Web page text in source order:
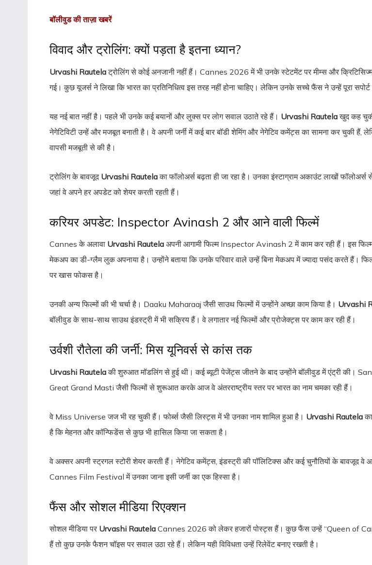
बॉलीवुड की ताज़ा खबरें
विवाद और ट्रोलिंग: क्यों पड़ता है इतना ध्यान?
Urvashi Rautelaट्रोलिंग से कोई अनजानी नहीं हैं। Cannes 2026 में भी उनके स्टेटमेंट पर मीम्स और क्रिटिसिज्म
गई। कुछ यूजर्स ने लिखा कि भारत का प्रतिनिधित्व इस तरह नहीं होना चाहिए। लेकिन उनके सच्चे फैंस ने उन्हें पूरा सपोर्ट
यह नई बात नहीं है। पहले भी उनके कई बयानों और लुक्स पर लोग सवाल उठाते रहे हैं। Urvashi Rautelaखुद कह
नेगेटिविटी उन्हें और मजबूत बनाती है। वे अपनी जर्नी में कई बार बॉडी शेमिंग और नेगेटिव कमेंट्स का सामना कर चुकी हैं,
वापसी मजबूती से की है।
ट्रोलिंग के बावजूद Urvashi Rautelaका फॉलोअर्स बढ़ता ही जा रहा है। उनका इंस्टाग्राम अकाउंट लाखों फॉलोअर्स
जहां वे अपने हर अपडेट को शेयर करती रहती हैं।
करियर अपडेट: Inspector Avinash 2 और आने वाली फिल्में
Cannes के अलावा Urvashi Rautela अपनी आगामी फिल्म Inspector Avinash 2 में काम कर रही हैं। इस फिल्म
मेकअप का डी-ग्लैम लुक अपनाया है। उन्होंने बताया कि उनके परिवार वाले उन्हें बिना मेकअप में ज्यादा पसंद करते हैं।
पर खास फोकस है।
उनकी अन्य फिल्मों की भी चर्चा है। Daaku Maharaaj जैसी साउथ फिल्मों में उन्होंने अच्छा काम किया है। Urvashi
बॉलीवुड के साथ-साथ साउथ इंडस्ट्री में भी सक्रिय हैं। वे लगातार नई फिल्मों और प्रोजेक्ट्स पर काम कर रही हैं।
उर्वशी रौतेला की जर्नी: मिस यूनिवर्स से कांस तक
Urvashi Rautelaकी शुरुआत मॉडलिंग से हुई थी। कई ब्यूटी पेजेंट्स जीतने के बाद उन्होंने बॉलीवुड में एंट्री की।
Great Grand Masti जैसी फिल्मों से शुरूआत करके आज वे अंतरराष्ट्रीय स्तर पर भारत का नाम चमका रही हैं।
वे Miss Universe जज भी रह चुकी हैं। फोर्ब्स जैसी लिस्ट्स में भी उनका नाम शामिल हुआ है। Urvashi Rautela
है कि मेहनत और कॉन्फिडेंस से कुछ भी हासिल किया जा सकता है।
वे अक्सर अपनी स्ट्रगल स्टोरी शेयर करती हैं। नेगेटिव कमेंट्स, इंडस्ट्री की पॉलिटिक्स और कई चुनौतियों के बावजूद वे
Cannes Film Festival में उनका जाना इसी जर्नी का एक हिस्सा है।
फैंस और सोशल मीडिया रिएक्शन
सोशल मीडिया पर Urvashi Rautela Cannes 2026 को लेकर हजारों पोस्ट्स हैं। कुछ फैंस उन्हें “Queen of
हैं तो कुछ उनके फैशन चॉइस पर सवाल उठा रहे हैं। लेकिन यही विविधता उन्हें रिलेवेंट बनाए रखती है।